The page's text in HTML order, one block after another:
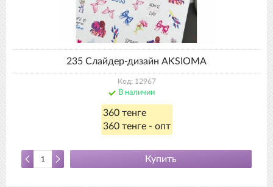
235 Слайдер-дизайн AKSIOMA
Код: 12967
В наличии
360 тенге
360 тенге - опт
Купить